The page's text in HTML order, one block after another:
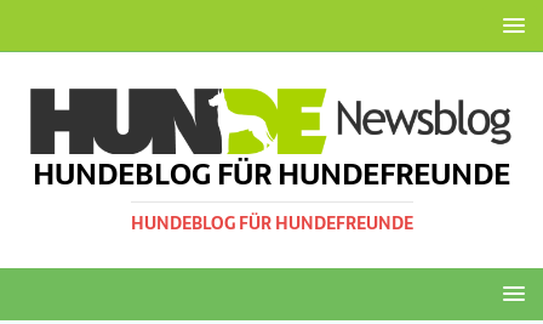
HUNDEBLOG FÜR HUNDEFREUNDE
HUNDEBLOG FÜR HUNDEFREUNDE